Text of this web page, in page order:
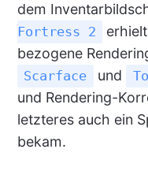
dem
Fortress 2
bezogene
Scarface und
und Rendering-
letzteres auch ein
bekam.